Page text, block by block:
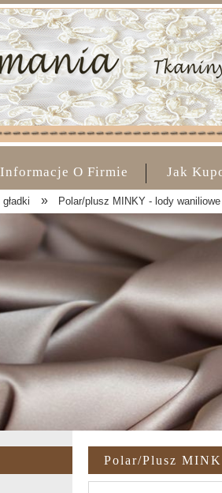
Informacje O Firmie Jak
gładki » Polar/plusz MINKY - lody waniliowe
Polar/plusz